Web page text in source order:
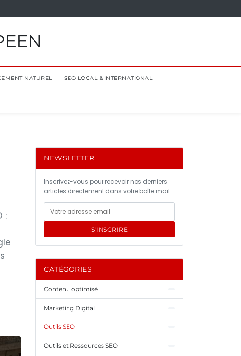
NATUREL SEO LOCAL & INTERNATIONAL
:
NEWSLETTER
Inscrivez-vous pour recevoir nos derniers
articles directement dans votre boîte mail.
S'INSCRIRE
CATÉGORIES
Contenu optimisé
Marketing Digital
Outils SEO
Outils et Ressources SEO